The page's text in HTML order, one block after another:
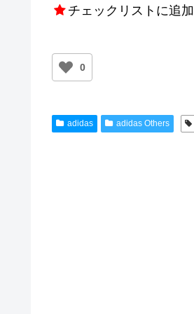
チェックリストに追加
0
adidas adidas Others